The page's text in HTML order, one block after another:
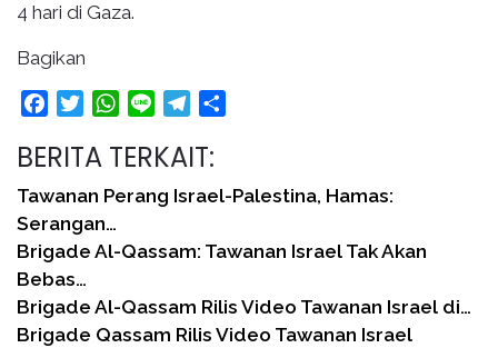
4 hari di Gaza.
Bagikan
FacebookTwitterWhatsApp
Line Telegram
BERITA TERKAIT:
Tawanan Perang Israel-Palestina, Hamas:
Serangan…
Brigade Al-Qassam: Tawanan Israel Tak Akan
Bebas…
Brigade Al-Qassam Rilis Video Tawanan Israel di…
Brigade Qassam Rilis Video Tawanan Israel